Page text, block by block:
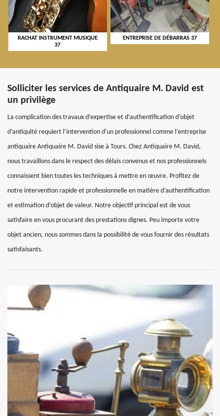
RACHAT INSTRUMENT MUSIQUE
37
ENTREPRISE DE DÉBARRAS 37
Solliciter les services de Antiquaire M. David est
un privilège
La complication des travaux d’expertise et d’authentification d’objet
d’antiquité requiert l’intervention d'un professionnel comme l’entreprise
antiquaire Antiquaire M. David sise à Tours. Chez Antiquaire M. David,
nous travaillons dans le respect des délais convenus et nos professionnels
connaissent bien toutes les techniques à mettre en œuvre. Profitez de
notre intervention rapide et professionnelle en matière d’authentification
et estimation d’objet de valeur. Notre objectif principal est de vous
satisfaire en vous procurant des prestations dignes. Peu importe votre
objet ancien, nous sommes dans la possibilité de vous fournir des résultats
satisfaisants.